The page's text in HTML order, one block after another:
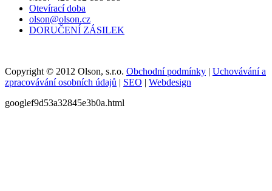
Otevírací doba
olson@olson.cz
DORUČENÍ ZÁSILEK
Copyright © 2012 Olson, s.r.o. Obchodní podmínky | Uchovávání a
zpracovávání osobních údajů | SEO | Webdesign
googlef9d53a32845e3b0a.html